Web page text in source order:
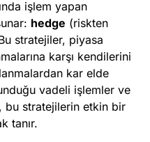
işlem yapan
hedge (riskten
stratejiler, piyasa
karşı kendilerini
kar elde
vadeli işlemler ve
bu stratejilerin etkin bir
tanır.